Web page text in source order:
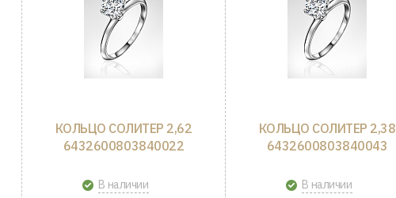
КОЛЬЦО СОЛИТЕР 2,62
6432600803840022
В наличии
КОЛЬЦО СОЛИТЕР 2,38
6432600803840043
В наличии